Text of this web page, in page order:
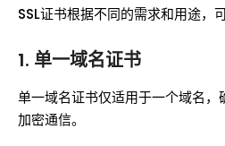
SSL证书根据不同的需求和用途，
1. 单一域名证书
单一域名证书仅适用于一个域名，
加密通信。